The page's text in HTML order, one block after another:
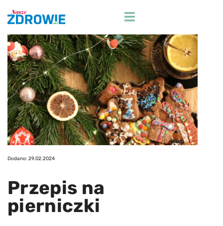
treści
Dodano: 29.02.2024
Przepis na
pierniczki